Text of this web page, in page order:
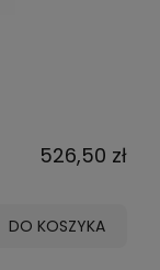
526,50 zł
DO KOSZYKA